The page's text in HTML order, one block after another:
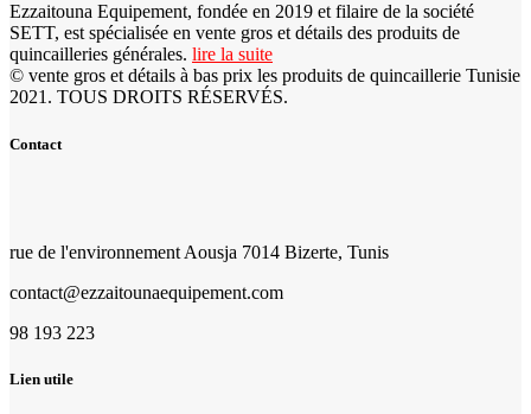
Ezzaitouna Equipement, fondée en 2019 et filaire de la société
SETT, est spécialisée en vente gros et détails des produits de
quincailleries générales. lire la suite
© vente gros et détails à bas prix les produits de quincaillerie Tunisie
2021. TOUS DROITS RÉSERVÉS.
Contact
rue de l'environnement Aousja 7014 Bizerte, Tunis
contact@ezzaitounaequipement.com
98 193 223
Lien utile